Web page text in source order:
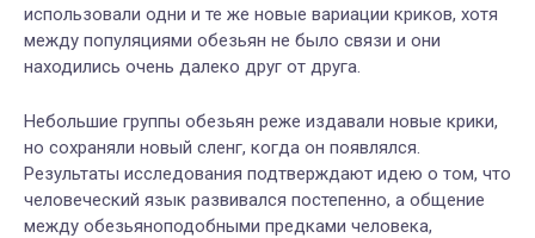
использовали одни и те же новые вариации криков, хотя
между популяциями обезьян не было связи и они
находились очень далеко друг от друга.
Небольшие группы обезьян реже издавали новые крики,
но сохраняли новый сленг, когда он появлялся.
Результаты исследования подтверждают идею о том, что
человеческий язык развивался постепенно, а общение
между обезьяноподобными предками человека,